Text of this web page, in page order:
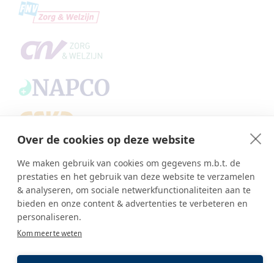
Over de cookies op deze website
We maken gebruik van cookies om gegevens m.b.t. de
prestaties en het gebruik van deze website te verzamelen
& analyseren, om sociale netwerkfunctionaliteiten aan te
bieden en onze content & advertenties te verbeteren en
personaliseren.
Kom meer te weten
Copyright © SBA Web 2026
Ambasco webdesign
Inlog editor